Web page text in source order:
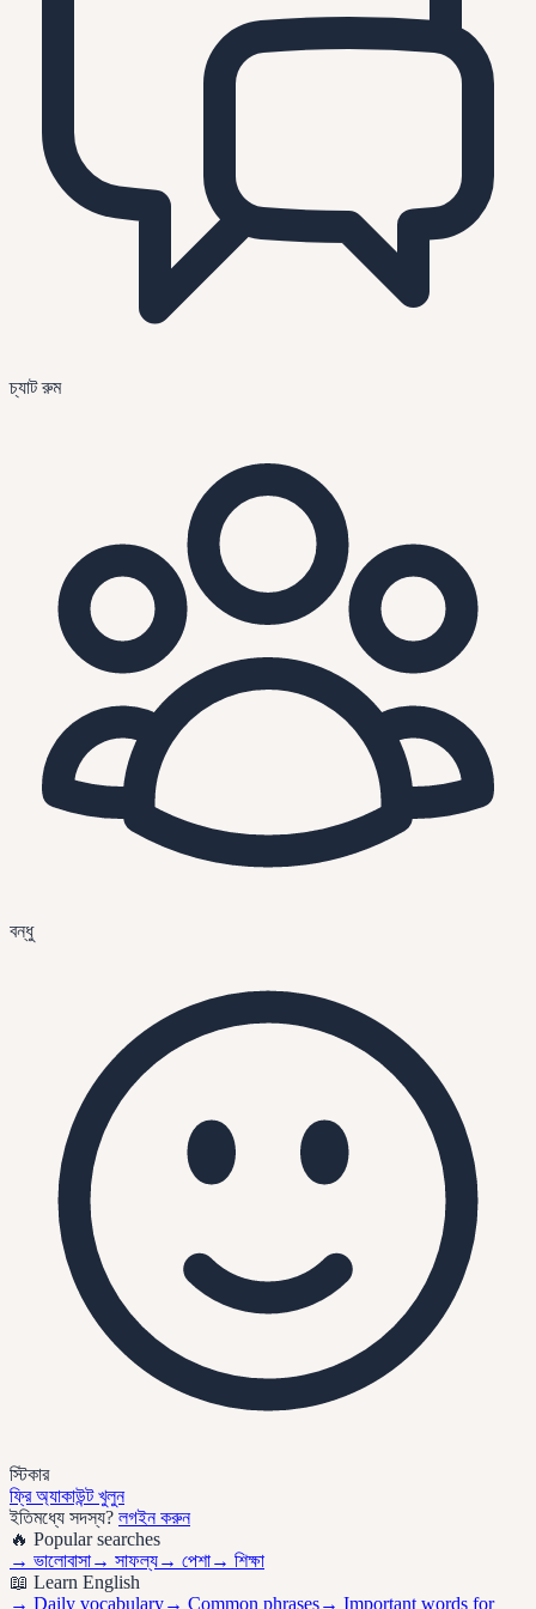
চ্যাট রুম
বন্ধু
স্টিকার
ফ্রি অ্যাকাউন্ট খুলুন
ইতিমধ্যে সদস্য? লগইন করুন
🔥 Popular searches
→ ভালোবাসা→ সাফল্য→ পেশা→ শিক্ষা
📖 Learn English
→ Daily vocabulary→ Common phrases→ Important words for